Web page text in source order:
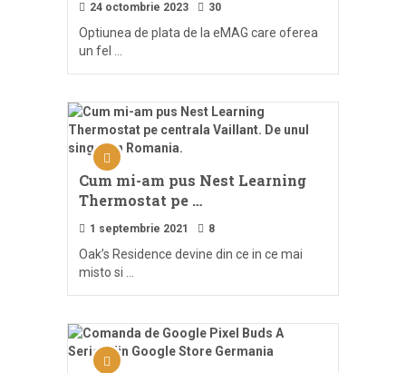
24 octombrie 2023 30
Optiunea de plata de la eMAG care oferea
un fel …
Cum mi-am pus Nest Learning
Thermostat pe …
1 septembrie 2021 8
Oak’s Residence devine din ce in ce mai
misto si …